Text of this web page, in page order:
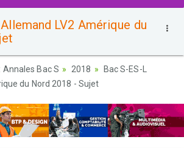
LV2 Amérique du
Bac S 2018
Bac S-ES-L
du Nord 2018 - Sujet